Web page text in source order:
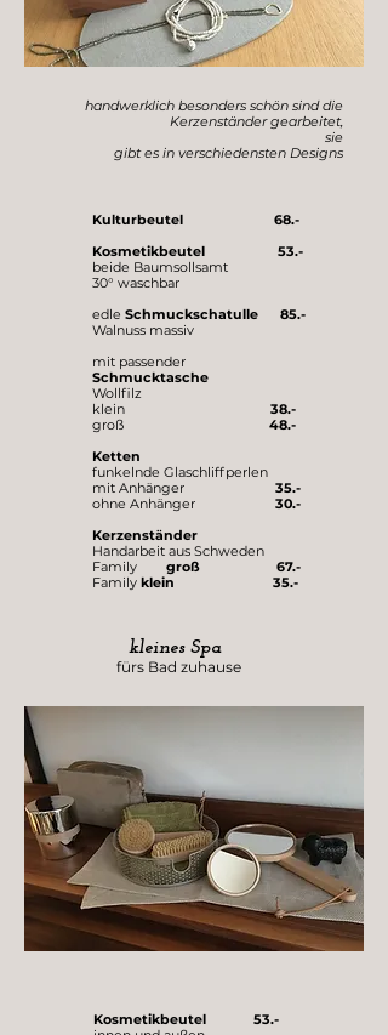
handwerklich besonders schön sind die
Kerzenständer gearbeitet​,
sie
gibt es in verschiedensten Designs
Kulturbeutel 68.-
Kosmetikbeutel 53.-
beide Baumsollsamt
30° waschbar
edle Schmuckschatulle 85.-
Walnuss massiv
mit passender
Schmucktasche
Wollfilz
klein
38.-
groß
48.-
Ketten
funkelnde Glaschliffperlen
mit Anhänger 35.-
ohne Anhänger 30.-
Kerzenständer
Handarbeit aus Schweden
Family
groß 67.-
Family klein 35.-
kleines Spa
fürs Bad zuhause
Kosmetikbeutel 53.-